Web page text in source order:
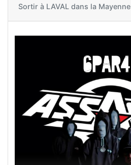
Sortir à LAVAL dans la Mayenne